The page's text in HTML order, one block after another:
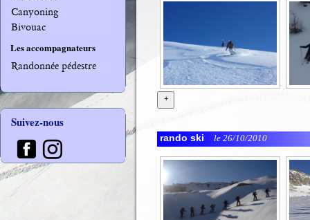
Canyoning
Bivouac
Les accompagnateurs
Randonnée pédestre
Suivez-nous
+
rando ski le 26/10/2010